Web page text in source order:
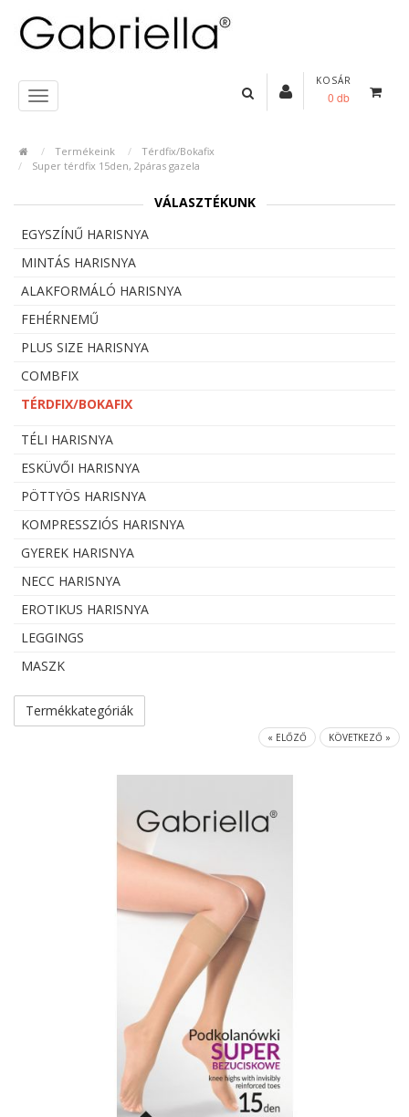
KOSÁR
0 db
Termékeink
Térdfix/Bokafix
Super térdfix 15den, 2páras gazela
VÁLASZTÉKUNK
EGYSZÍNŰ HARISNYA
MINTÁS HARISNYA
ALAKFORMÁLÓ HARISNYA
FEHÉRNEMŰ
PLUS SIZE HARISNYA
COMBFIX
TÉRDFIX/BOKAFIX
TÉLI HARISNYA
ESKÜVŐI HARISNYA
PÖTTYÖS HARISNYA
KOMPRESSZIÓS HARISNYA
GYEREK HARISNYA
NECC HARISNYA
EROTIKUS HARISNYA
LEGGINGS
MASZK
Termékkategóriák
« ELŐZŐ KÖVETKEZŐ »